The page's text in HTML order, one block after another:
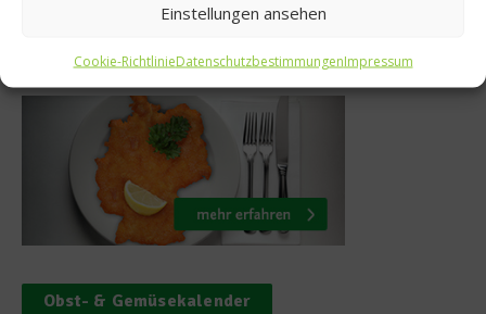
Einstellungen ansehen
Cookie-RichtlinieDatenschutzbestimmungenImpressum
Obst- & Gemüsekalender